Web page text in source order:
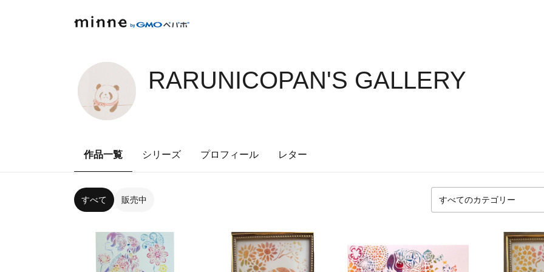
RARUNICOPAN'S GALLERY
作品一覧 シリーズ プロフィール レター
すべて 販売中